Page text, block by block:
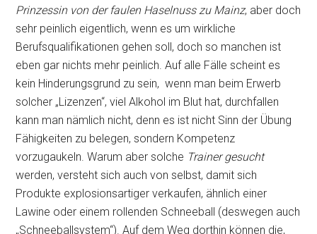
Prinzessin von der faulen Haselnuss zu Mainz, aber doch
sehr peinlich eigentlich, wenn es um wirkliche
Berufsqualifikationen gehen soll, doch so manchen ist
eben gar nichts mehr peinlich. Auf alle Fälle scheint es
kein Hinderungsgrund zu sein, wenn man beim Erwerb
solcher „Lizenzen“, viel Alkohol im Blut hat, durchfallen
kann man nämlich nicht, denn es ist nicht Sinn der Übung
Fähigkeiten zu belegen, sondern Kompetenz
vorzugaukeln. Warum aber solche Trainer gesucht
werden, versteht sich auch von selbst, damit sich
Produkte explosionsartiger verkaufen, ähnlich einer
Lawine oder einem rollenden Schneeball (deswegen auch
„Schneeballsystem“). Auf dem Weg dorthin können die,